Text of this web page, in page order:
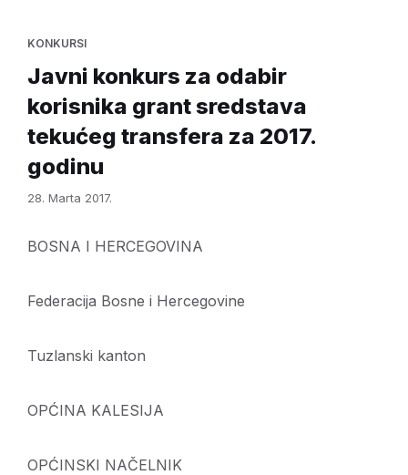
KONKURSI
Javni konkurs za odabir
korisnika grant sredstava
tekućeg transfera za 2017.
godinu
28. Marta 2017.
BOSNA I HERCEGOVINA
Federacija Bosne i Hercegovine
Tuzlanski kanton
OPĆINA KALESIJA
OPĆINSKI NAČELNIK